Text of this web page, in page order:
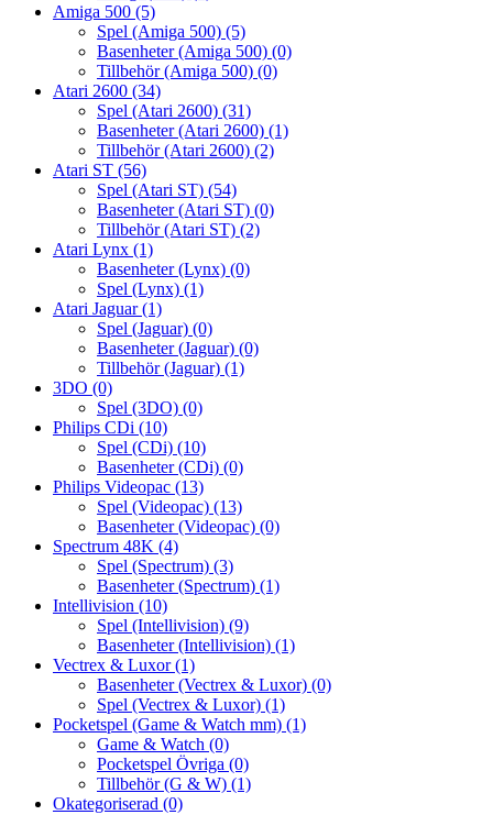
Amiga 500 (5)
Spel (Amiga 500) (5)
Basenheter (Amiga 500) (0)
Tillbehör (Amiga 500) (0)
Atari 2600 (34)
Spel (Atari 2600) (31)
Basenheter (Atari 2600) (1)
Tillbehör (Atari 2600) (2)
Atari ST (56)
Spel (Atari ST) (54)
Basenheter (Atari ST) (0)
Tillbehör (Atari ST) (2)
Atari Lynx (1)
Basenheter (Lynx) (0)
Spel (Lynx) (1)
Atari Jaguar(1)
Spel (Jaguar) (0)
Basenheter (Jaguar) (0)
Tillbehör (Jaguar) (1)
3DO (0)
Spel (3DO) (0)
Philips CDi (10)
Spel (CDi) (10)
Basenheter (CDi) (0)
Philips Videopac (13)
Spel (Videopac) (13)
Basenheter (Videopac) (0)
Spectrum 48K (4)
Spel (Spectrum) (3)
Basenheter (Spectrum) (1)
Intellivision (10)
Spel (Intellivision) (9)
Basenheter (Intellivision) (1)
Vectrex & Luxor(1)
Basenheter (Vectrex & Luxor) (0)
Spel (Vectrex & Luxor) (1)
Pocketspel (Game & Watch mm) (1)
Game & Watch (0)
Pocketspel Övriga (0)
Tillbehör (G & W) (1)
Okategoriserad (0)